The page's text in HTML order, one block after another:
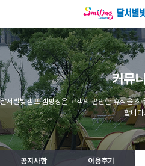
커뮤
달서별빛캠프 캠핑장은 고객의 편안한 휴식을
합니다.
공지사항 이용후기